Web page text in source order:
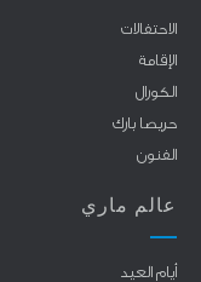
الاحتفالات
الإقامة
الكورال
حريصا بارك
الفنون
عالم ماري
أيام العيد